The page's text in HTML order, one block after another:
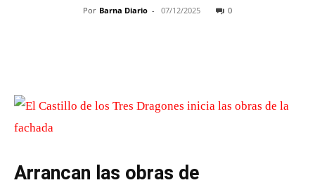
Por Barna Diario - 07/12/2025 0
Arrancan las obras de